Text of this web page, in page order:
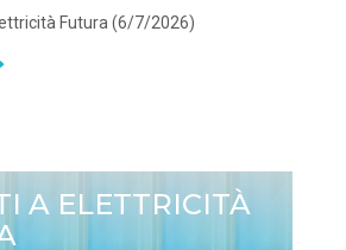
Futura (6/7/2026)
A ELETTRICITÀ